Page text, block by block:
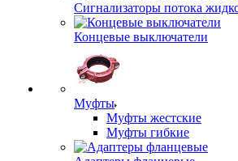
Сигнализаторы потока
Концевые выключатели
Муфты
Муфты жестские
Муфты гибкие